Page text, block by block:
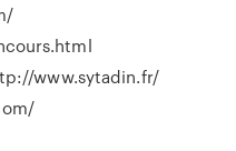
www.sytadin.fr/